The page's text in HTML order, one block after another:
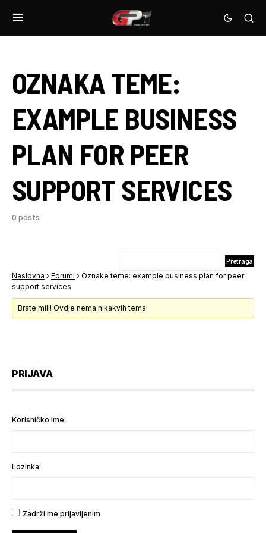
OZNAKA TEME:
EXAMPLE BUSINESS
PLAN FOR PEER
SUPPORT SERVICES
0 posts
Naslovna › Forumi › Oznake teme: example business plan for peer
support services
Brate mili! Ovdje nema nikakvih tema!
PRIJAVA
Korisničko ime:
Lozinka:
Zadrži me prijavljenim